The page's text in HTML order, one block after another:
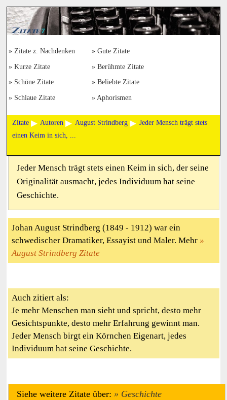
Zitate z. Nachdenken Gute Zitate
Kurze Zitate Berühmte Zitate
Schöne Zitate Beliebte Zitate
Schlaue Zitate Aphorismen
Zitate Autoren August Strindberg
Jeder Mensch trägt stets
einen Keim in sich, ...
Jeder Mensch trägt stets einen Keim in sich, der seine
Originalität ausmacht, jedes Individuum hat seine
Geschichte.
Johan August Strindberg (1849 - 1912) war ein
schwedischer Dramatiker, Essayist und Maler. Mehr
August Strindberg Zitate
Auch zitiert als:
Je mehr Menschen man sieht und spricht, desto mehr
Gesichtspunkte, desto mehr Erfahrung gewinnt man.
Jeder Mensch birgt ein Körnchen Eigenart, jedes
Individuum hat seine Geschichte.
Siehe weitere Zitate über: Geschichte